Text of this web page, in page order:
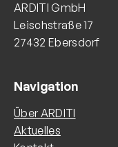
ARDITI GmbH
Leischstraße 17
27432 Ebersdorf
Navigation
Über ARDITI
Aktuelles